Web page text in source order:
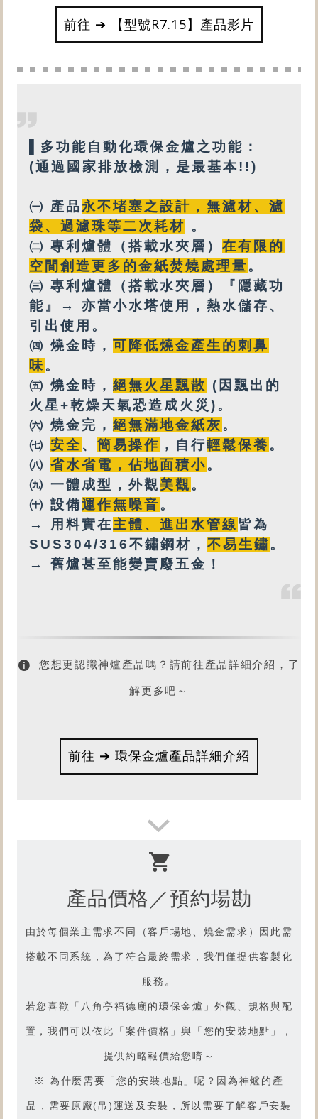
想了解
產品燒金實況嗎？
請前往【型號R7.15】產品影片
前往 ➔ 【型號R7.15】產品影片
多功能自動化環保金爐之功能：
(通過國家排放檢測，是最基本!!)
㈠ 產品永不堵塞之設計 ， 無濾材、濾
袋、過濾珠等二次耗材 。
㈡ 專利 爐體（搭載水夾層 ） 在有限的
空間創造更多的金紙焚燒處理量 。
㈢ 專利爐體（搭載水夾層）『隱藏功
能』→ 亦當小水塔使用， 熱水儲存、
引出使用。
㈣ 燒金時， 可降低燒金產生的刺鼻
味 。
㈤ 燒金時， 絕無火星飄散 (因飄出的
火星+乾燥天氣恐造成火災)。
㈥ 燒金完， 絕無滿地金紙灰 。
㈦ 安全、 簡易操作 ，自行輕鬆保養 。
㈧ 省水省電，佔地面積小。
㈨ 一體成型，外觀美觀。
㈩ 設備運作無噪音 。
→ 用料實在主體、進出水管線 皆為
SUS304/316不鏽鋼材， 不易生鏽 。
→ 舊爐甚至能變賣廢五金！
您想更認識神爐產品嗎？請前往產品詳細介紹，了
解更多吧～
前往 ➔ 環保金爐產品詳細介紹
產品價格／預約場勘
由於每個業主需求不同（客戶場地、燒金需求）因此需
搭載不同系統，為了符合最終需求，我們僅提供客製化
服務。
若您喜歡「 八角亭福德廟的環保金爐 」外觀、規格與配
置，我們可以依此「案件價格」與「您的安裝地點」，
提供約略報價給您唷～
※ 為什麼需要「您的安裝地點」呢？因為神爐的產
品，需要原廠(吊)運送及安裝，所以需要了解客戶安裝